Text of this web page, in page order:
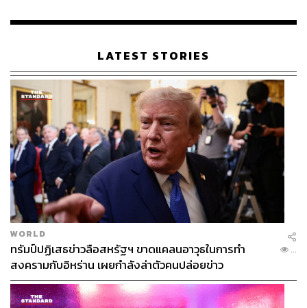
เรือนไทยที่ถูกซุกไว้
LATEST STORIES
WORLD
ทรัมป์ปฏิเสธข่าวลือสหรัฐฯ ขาดแคลนอาวุธในการทำ
สงครามกับอิหร่าน เผยกำลังล่าตัวคนปล่อยข่าว
...